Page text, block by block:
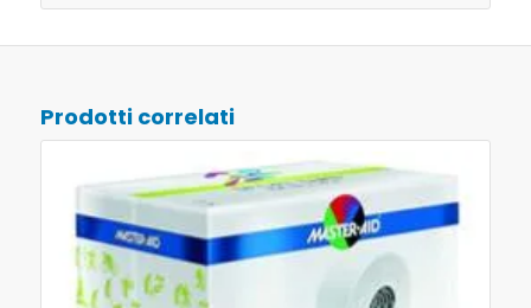
Prodotti correlati